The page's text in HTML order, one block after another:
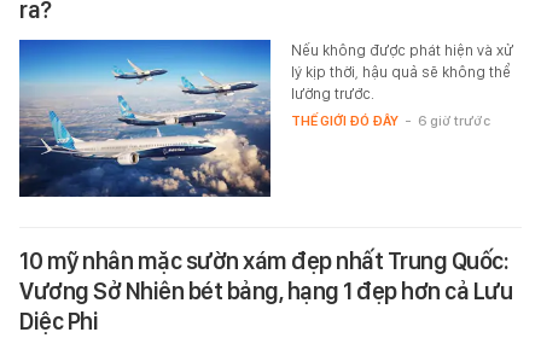
ra?
Nếu không được phát hiện và xử
lý kịp thời, hậu quả sẽ không thể
lường trước.
THẾ GIỚI ĐÓ ĐÂY - 6 giờ trước
10 mỹ nhân mặc sườn xám đẹp nhất Trung Quốc:
Vương Sở Nhiên bét bảng, hạng 1 đẹp hơn cả Lưu
Diệc Phi